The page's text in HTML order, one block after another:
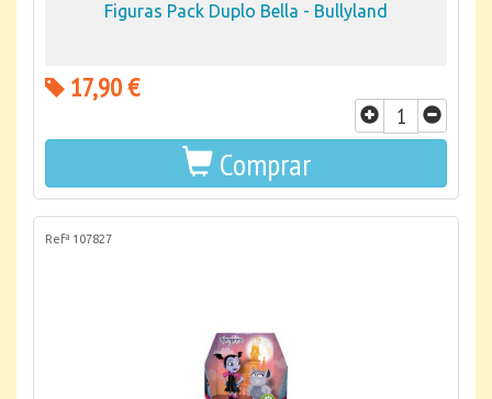
Figuras Pack Duplo Bella - Bullyland
17,90 €
Comprar
Refª 107827